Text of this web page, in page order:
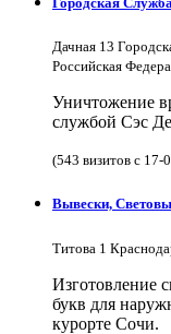
Дачная 13
Российская
Уничтожение
службой Сэс
(543 визитов с
Вывески,
Титова 1
Изготовление
букв для
курорте Сочи.